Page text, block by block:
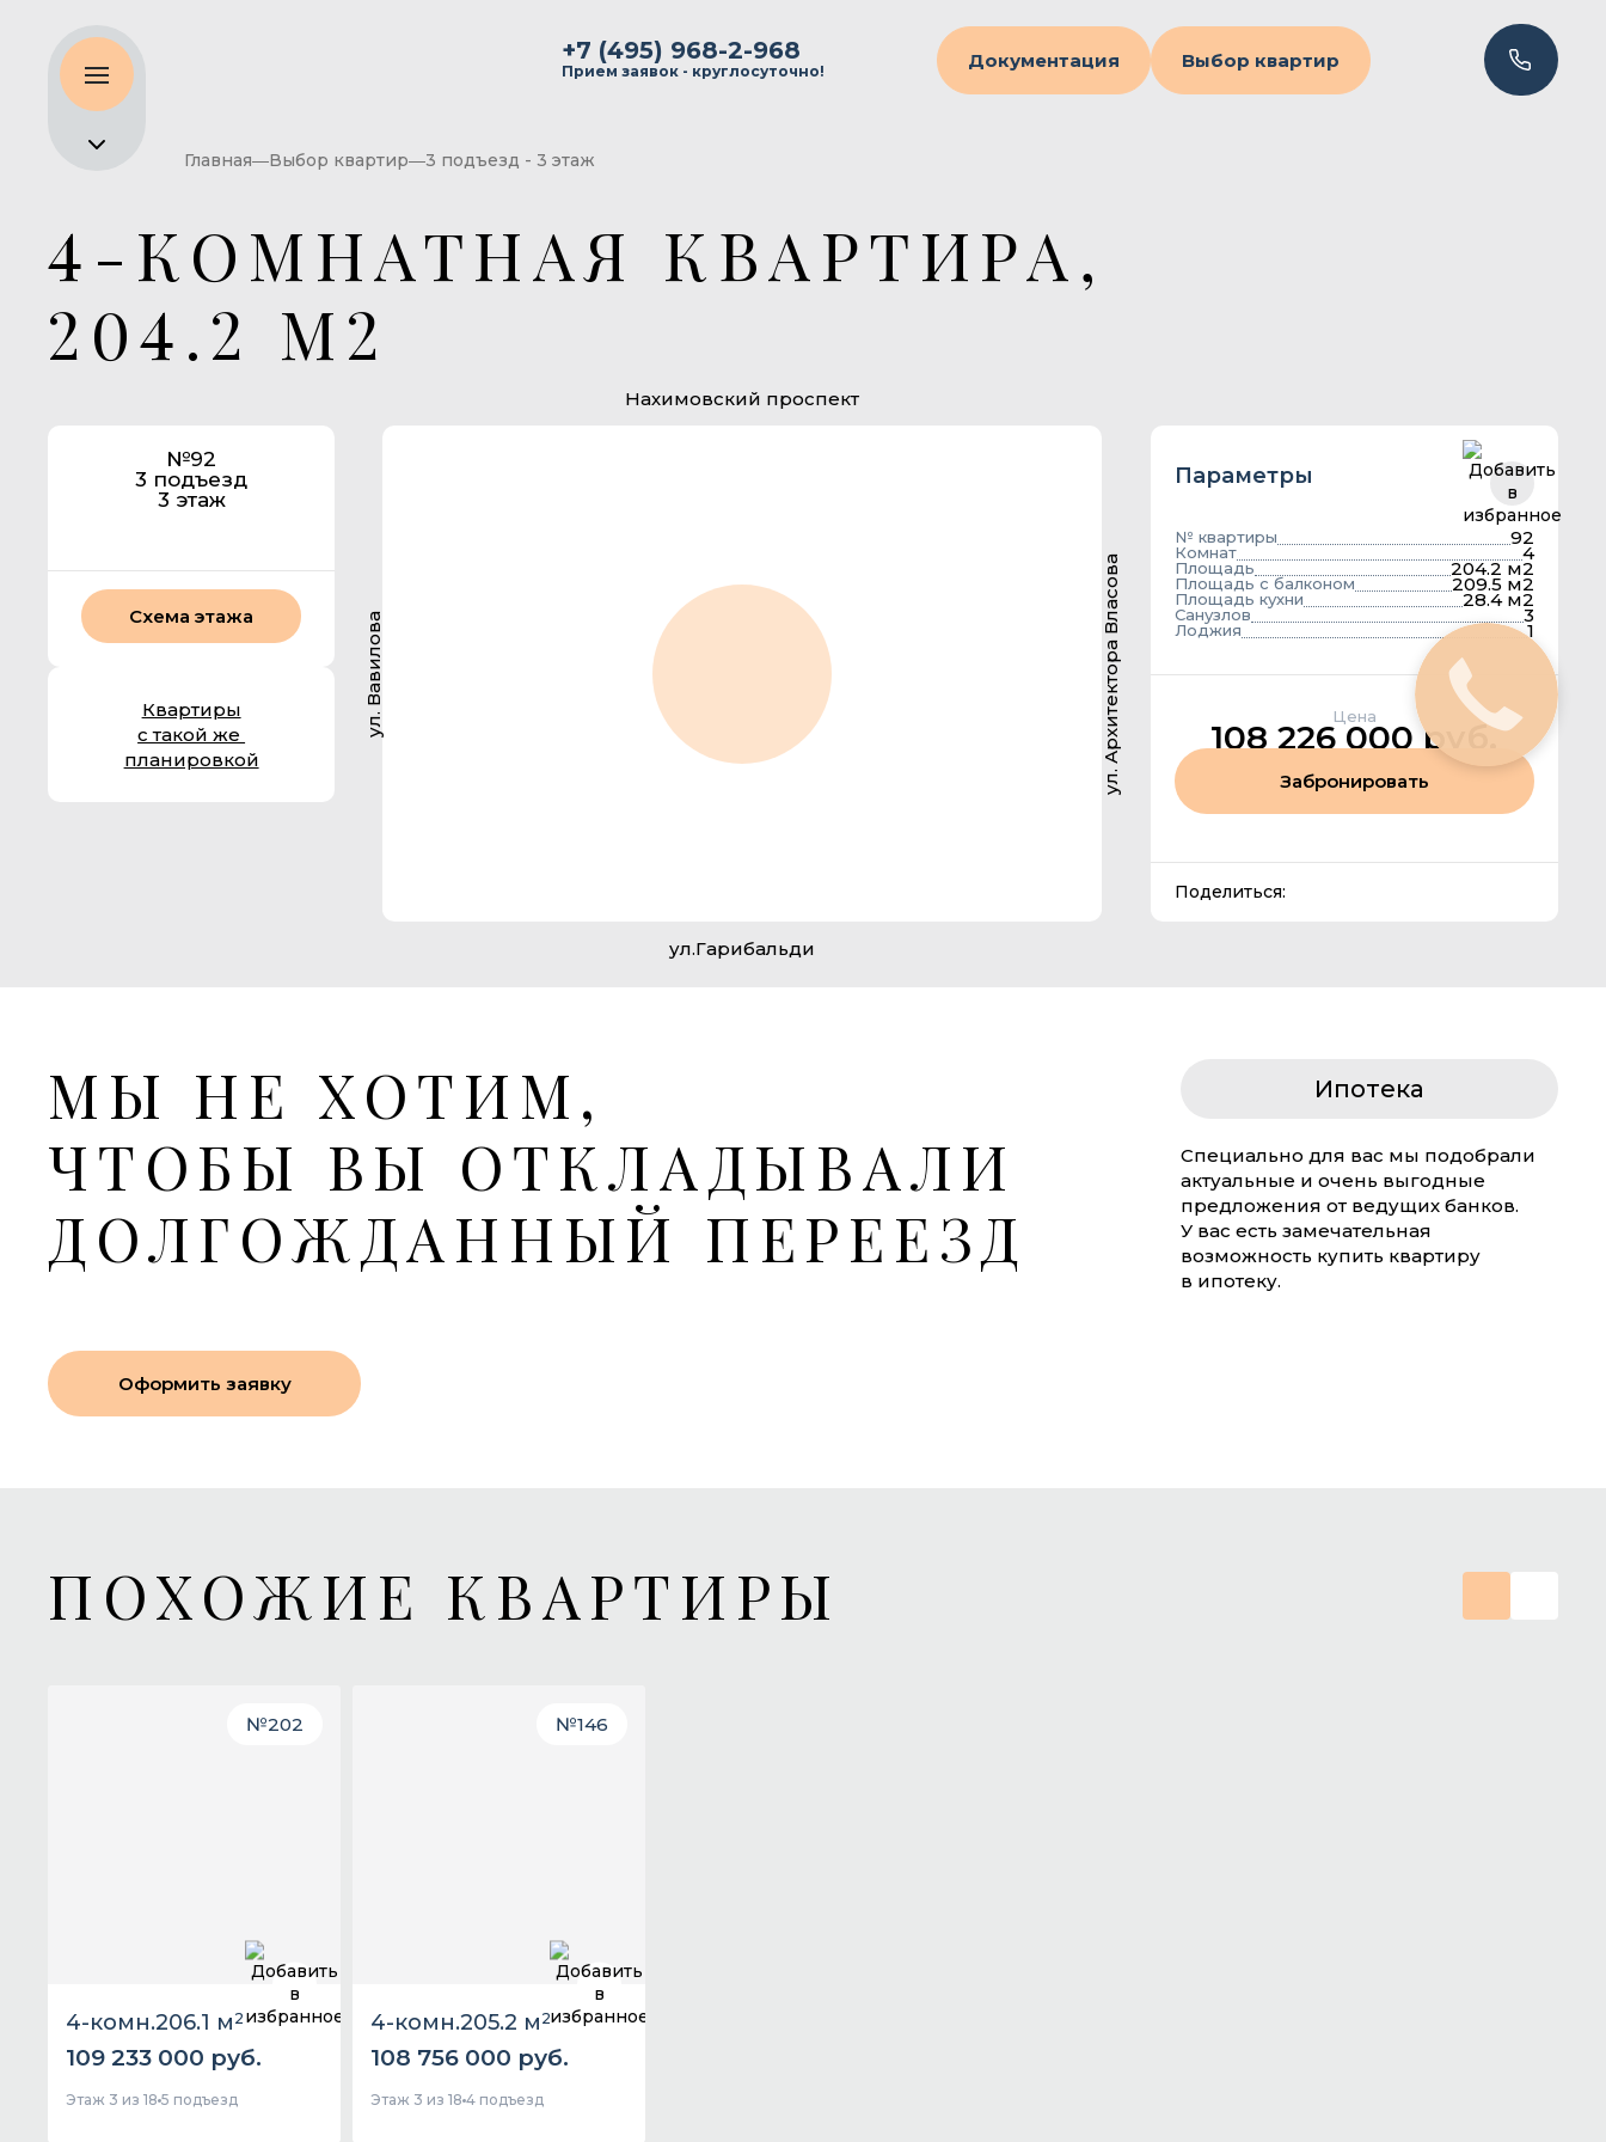
+7 (495) 968-2-968
Прием заявок - круглосуточно! Документация Выбор квартир
Главная Выбор квартир 3 подъезд - 3 этаж
4-КОМНАТНАЯ КВАРТИРА,
204.2 М2
№92
3 подъезд
3 этаж
Схема этажа
Квартиры
с такой же
планировкой
ул. Вавилова
Нахимовский проспект
ул.Гарибальди
ул. Архитектора Власова
Параметры
№ квартиры 92
Комнат 4
Площадь 204.2 м2
Площадь с балконом 209.5 м2
Площадь кухни 28.4 м2
Санузлов 3
Лоджия 1
Цена
108 226 000 руб.
Забронировать
Поделиться:
МЫ НЕ ХОТИМ,
ЧТОБЫ ВЫ ОТКЛАДЫВАЛИ
ДОЛГОЖДАННЫЙ ПЕРЕЕЗД
Ипотека
Специально для вас мы подобрали
актуальные и очень выгодные
предложения от ведущих банков.
У вас есть замечательная
возможность купить квартиру
в ипотеку.
Оформить заявку
ПОХОЖИЕ КВАРТИРЫ
№202
4-комн.206.1 м 2
109 233 000 руб.
Этаж 3 из 18 5 подъезд
№146
4-комн.205.2 м 2
108 756 000 руб.
Этаж 3 из 18 4 подъезд